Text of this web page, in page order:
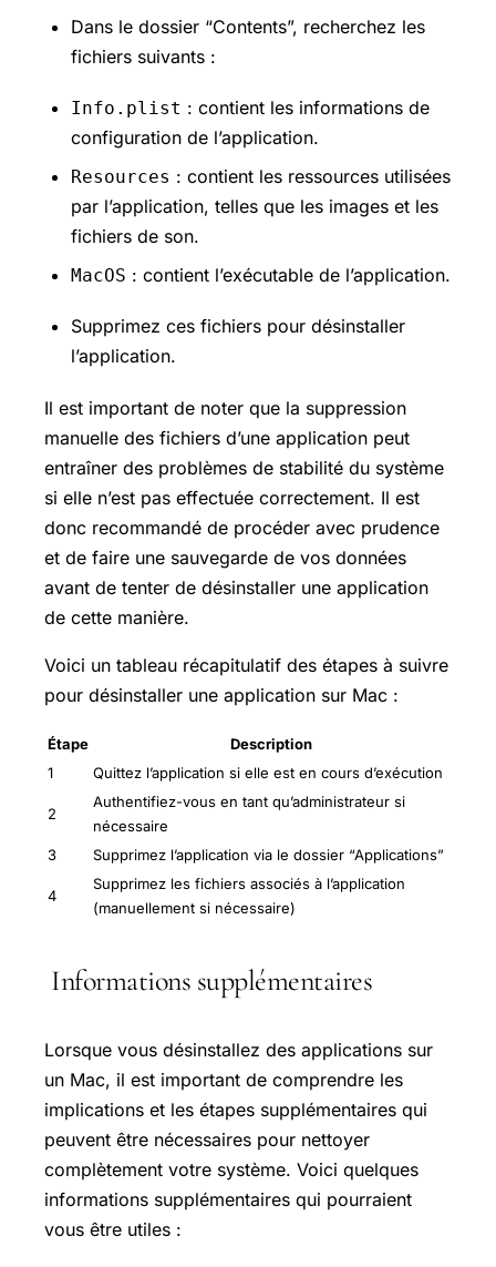
Dans le dossier “Contents”, recherchez les
fichiers suivants :
Info.plist : contient les informations de
configuration de l’application.
Resources : contient les ressources utilisées
par l’application, telles que les images et les
fichiers de son.
MacOS : contient l’exécutable de l’application.
Supprimez ces fichiers pour désinstaller
l’application.
Il est important de noter que la suppression
manuelle des fichiers d’une application peut
entraîner des problèmes de stabilité du système
si elle n’est pas effectuée correctement. Il est
donc recommandé de procéder avec prudence
et de faire une sauvegarde de vos données
avant de tenter de désinstaller une application
de cette manière.
Voici un tableau récapitulatif des étapes à suivre
pour désinstaller une application sur Mac :
Étape
Description
1
Quittez l’application si elle est en cours d’exécution
2
Authentifiez-vous en tant qu’administrateur si
nécessaire
3
Supprimez l’application via le dossier “Applications”
4
Supprimez les fichiers associés à l’application
(manuellement si nécessaire)
Informations supplémentaires
Lorsque vous désinstallez des applications sur
un Mac, il est important de comprendre les
implications et les étapes supplémentaires qui
peuvent être nécessaires pour nettoyer
complètement votre système. Voici quelques
informations supplémentaires qui pourraient
vous être utiles :